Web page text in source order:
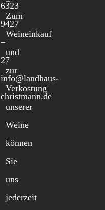
6323
9427
–
27
info@landhaus-
christmann.de
Zum
Weineinkauf
und
zur
Verkostung
unserer
Weine
können
Sie
uns
jederzeit